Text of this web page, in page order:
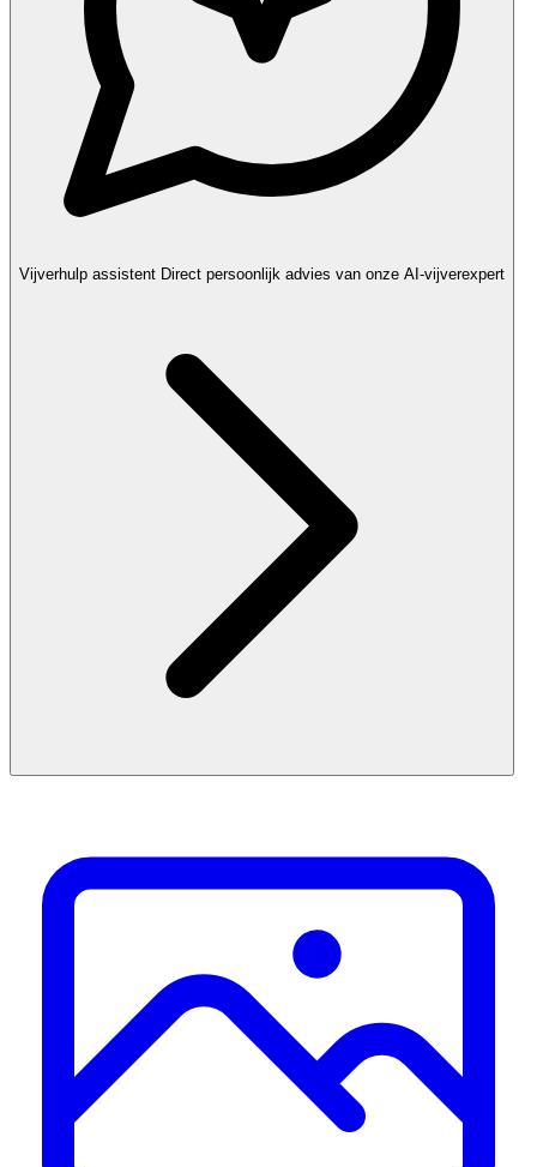
Vijverhulp assistent Direct persoonlijk advies van onze AI-vijverexpert